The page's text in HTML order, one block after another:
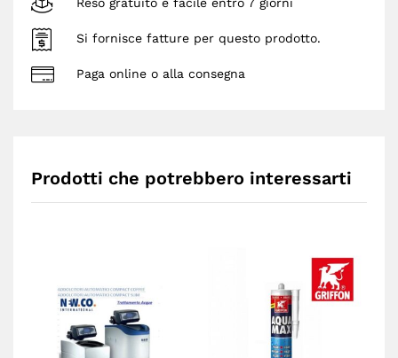
Reso gratuito e facile entro 7 giorni
Si fornisce fatture per questo prodotto.
Paga online o alla consegna
Prodotti che potrebbero interessarti